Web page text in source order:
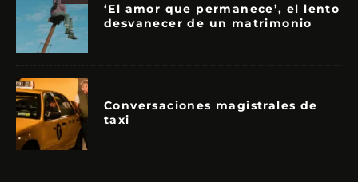
‘El amor que permanece’, el lento
desvanecer de un matrimonio
Conversaciones magistrales de
taxi